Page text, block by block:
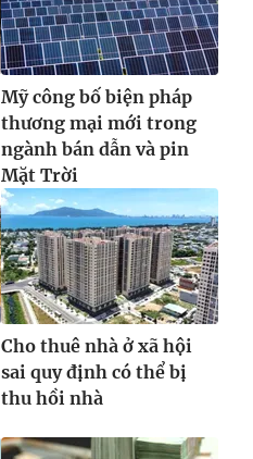
Mỹ công bố biện pháp
thương mại mới trong
ngành bán dẫn và pin
Mặt Trời
Cho thuê nhà ở xã hội
sai quy định có thể bị
thu hồi nhà